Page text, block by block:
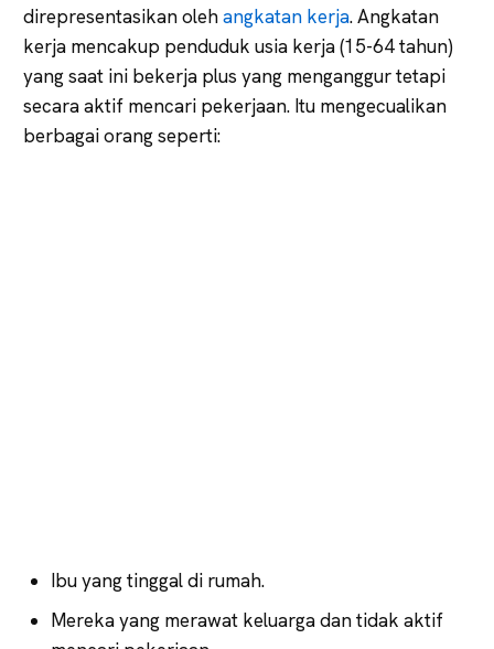
direpresentasikan olehangkatan kerja. Angkatan
kerja mencakup penduduk usia kerja (15-64 tahun)
yang saat ini bekerja plus yang menganggur tetapi
secara aktif mencari pekerjaan. Itu mengecualikan
berbagai orang seperti:
Ibu yang tinggal di rumah.
Mereka yang merawat keluarga dan tidak aktif